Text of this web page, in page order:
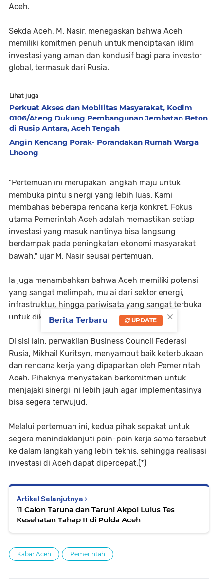
Aceh.
Sekda Aceh, M. Nasir, menegaskan bahwa Aceh
memiliki komitmen penuh untuk menciptakan iklim
investasi yang aman dan kondusif bagi para investor
global, termasuk dari Rusia.
Lihat juga
Perkuat Akses dan Mobilitas Masyarakat, Kodim
0106/Ateng Dukung Pembangunan Jembatan Beton
di Rusip Antara, Aceh Tengah
Angin Kencang Porak- Porandakan Rumah Warga
Lhoong
"Pertemuan ini merupakan langkah maju untuk
membuka pintu sinergi yang lebih luas. Kami
membahas beberapa rencana kerja konkret. Fokus
utama Pemerintah Aceh adalah memastikan setiap
investasi yang masuk nantinya bisa langsung
berdampak pada peningkatan ekonomi masyarakat
bawah," ujar M. Nasir seusai pertemuan.
Ia juga menambahkan bahwa Aceh memiliki potensi
yang sangat melimpah, mulai dari sektor energi,
infrastruktur, hingga pariwisata yang sangat terbuka
untuk dikerjasamakan dengan pihak Rusia.
Di sisi lain, perwakilan Business Council Federasi
Rusia, Mikhail Kuritsyn, menyambut baik keterbukaan
dan rencana kerja yang dipaparkan oleh Pemerintah
Aceh. Pihaknya menyatakan berkomitmen untuk
menjajaki sinergi ini lebih jauh agar implementasinya
bisa segera terwujud.
Melalui pertemuan ini, kedua pihak sepakat untuk
segera menindaklanjuti poin-poin kerja sama tersebut
ke dalam langkah yang lebih teknis, sehingga realisasi
investasi di Aceh dapat dipercepat.(*)
Artikel Selanjutnya
11 Calon Taruna dan Taruni Akpol Lulus Tes
Kesehatan Tahap II di Polda Aceh
Kabar Aceh Pemerintah
×
Berita Terbaru UPDATE